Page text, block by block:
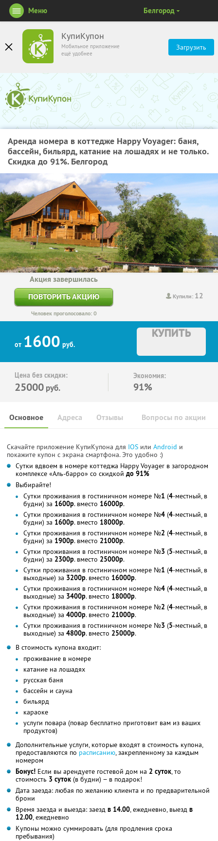
КупиКупон
Мобильное приложение
ещё удобнее
Загрузить
Меню Белгород
Аренда номера в коттедже Happy Voyager: баня,
бассейн, бильярд, катание на лошадях и не только.
Скидка до 91%. Белгород
Купили: 12
Акция завершилась
ПОВТОРИТЬ АКЦИЮ
Человек проголосовало: 0
от 1600 руб.
КУПИТЬ
Цена без скидки:
25000 руб.
Экономия:
91%
Основное Отзывы Вопросы по акции
Адреса
Скачайте приложение КупиКупона для IOS или Android и
покажите купон с экрана смартфона. Это удобно :)
Сутки вдвоем в номере коттеджа Happy Voyager в загородном
комплексе «Аль-барро» со скидкой до 91%
Выбирайте!
Сутки проживания в гостиничном номере №1 (4-местный, в
будни) за 1600р. вместо 16000р.
Сутки проживания в гостиничном номере №4 (4-местный, в
будни) за 1600р. вместо 18000р.
Сутки проживания в гостиничном номере №2 (4-местный, в
будни) за 1900р. вместо 21000р.
Сутки проживания в гостиничном номере №3 (5-местный, в
будни) за 2300р. вместо 25000р.
Сутки проживания в гостиничном номере №1 (4-местный, в
выходные) за 3200р. вместо 16000р.
Сутки проживания в гостиничном номере №4 (4-местный, в
выходные) за 3400р. вместо 18000р.
Сутки проживания в гостиничном номере №2 (4-местный, в
выходные) за 4000р. вместо 21000р.
Сутки проживания в гостиничном номере №3 (5-местный, в
выходные) за 4800р. вместо 25000р.
В стоимость купона входит:
проживание в номере
катание на лошадях
русская баня
бассейн и сауна
бильярд
караоке
услуги повара (повар бесплатно приготовит вам из ваших
продуктов)
Дополнительные услуги, которые входят в стоимость купона,
предоставляются по расписанию, закрепленному за каждым
номером
Бонус! Если вы арендуете гостевой дом на 2 суток, то
стоимость 3 суток (в будни) − в подарок!
Дата заезда: любая по желанию клиента и по предварительной
брони
Время заезда и выезда: заезд в 14.00, ежедневно, выезд в
12.00, ежедневно
Купоны можно суммировать (для продления срока
пребывания)